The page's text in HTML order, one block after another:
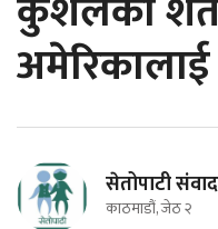
सेतोपाटी
काठमाडौं, जेठ २